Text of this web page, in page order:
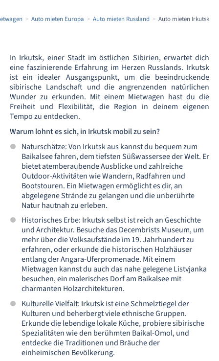
Auto mieten Europa Auto mieten Russland Auto mieten Irkutsk
In Irkutsk, einer Stadt im östlichen Sibirien, erwartet dich
eine faszinierende Erfahrung im Herzen Russlands. Irkutsk
ist ein idealer Ausgangspunkt, um die beeindruckende
sibirische Landschaft und die angrenzenden natürlichen
Wunder zu erkunden. Mit einem Mietwagen hast du die
Freiheit und Flexibilität, die Region in deinem eigenen
Tempo zu entdecken.
Warum lohnt es sich, in Irkutsk mobil zu sein?
Naturschätze: Von Irkutsk aus kannst du bequem zum
Baikalsee fahren, dem tiefsten Süßwassersee der Welt. Er
bietet atemberaubende Ausblicke und zahlreiche
Outdoor-Aktivitäten wie Wandern, Radfahren und
Bootstouren. Ein Mietwagen ermöglicht es dir, an
abgelegene Strände zu gelangen und die unberührte
Natur hautnah zu erleben.
Historisches Erbe: Irkutsk selbst ist reich an Geschichte
und Architektur. Besuche das Decembrists Museum, um
mehr über die Volksaufstände im 19. Jahrhundert zu
erfahren, oder erkunde die historischen Holzhäuser
entlang der Angara-Uferpromenade. Mit einem
Mietwagen kannst du auch das nahe gelegene Listvjanka
besuchen, ein malerisches Dorf am Baikalsee mit
charmanten Holzarchitekturen.
Kulturelle Vielfalt: Irkutsk ist eine Schmelztiegel der
Kulturen und beherbergt viele ethnische Gruppen.
Erkunde die lebendige lokale Küche, probiere sibirische
Spezialitäten wie den berühmten Baikal-Omol, und
entdecke die Traditionen und Bräuche der
einheimischen Bevölkerung.